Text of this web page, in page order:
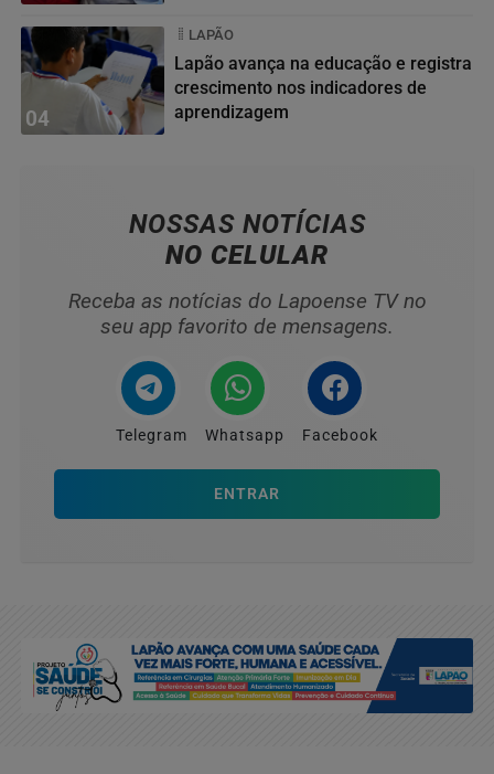
04
LAPÃO
Lapão avança na educação e registra
crescimento nos indicadores de
aprendizagem
NOSSAS NOTÍCIAS
NO CELULAR
Receba as notícias do Lapoense TV no
seu app favorito de mensagens.
Telegram Whatsapp Facebook
ENTRAR